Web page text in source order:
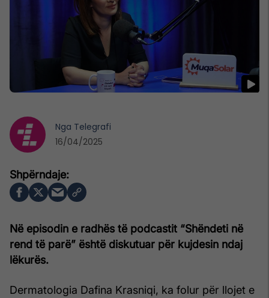
Në episodin e radhës të podcastit “Shëndeti në
rend të parë” është diskutuar për kujdesin ndaj
lëkurës.
Dermatologia Dafina Krasniqi, ka folur për llojet e
Nga Telegrafi
16/04/2025